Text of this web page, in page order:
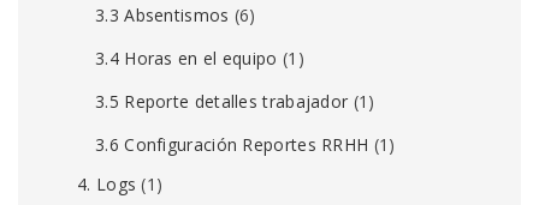
3.3 Absentismos (6)
3.4 Horas en el equipo (1)
3.5 Reporte detalles trabajador (1)
3.6 Configuración Reportes RRHH (1)
4. Logs (1)